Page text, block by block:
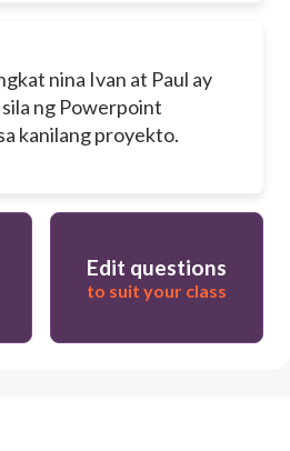
nina Ivan at Paul ay
ng Powerpoint
kanilang proyekto.
Edit questions
to suit your class